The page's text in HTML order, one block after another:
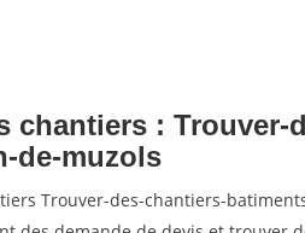
chantiers : Trouver-
de-muzols
Trouver-des-chantiers-